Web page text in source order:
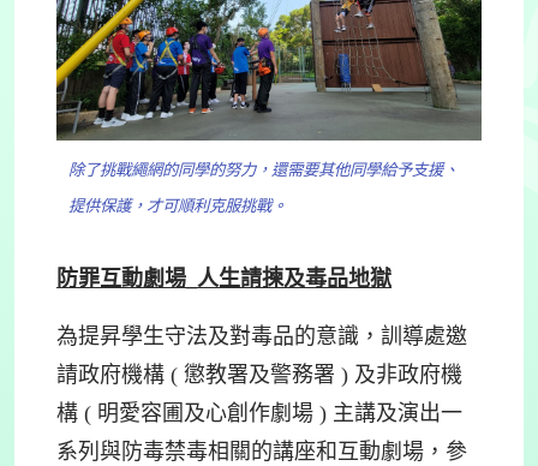
除了挑戰繩網的同學的努力，還需要其他同學給予支援、
提供保護，才可順利克服挑戰。
防罪互動劇場 人生請揀及毒品地獄
為提昇學生守法及對毒品的意識，訓導處邀
請政府機構 ( 懲教署及警務署 ) 及非政府機
構 ( 明愛容圃及心創作劇場 ) 主講及演出一
系列與防毒禁毒相關的講座和互動劇場，參